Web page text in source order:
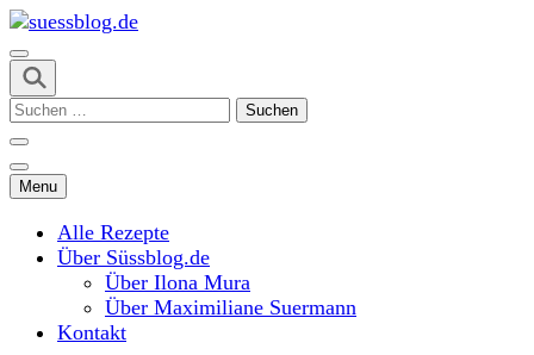
Skip
to
content
(Press
Enter)
suessblog.de
Suchen
Menu
Alle Rezepte
Über Süssblog.de
Über Ilona Mura
Über Maximiliane Suermann
Kontakt